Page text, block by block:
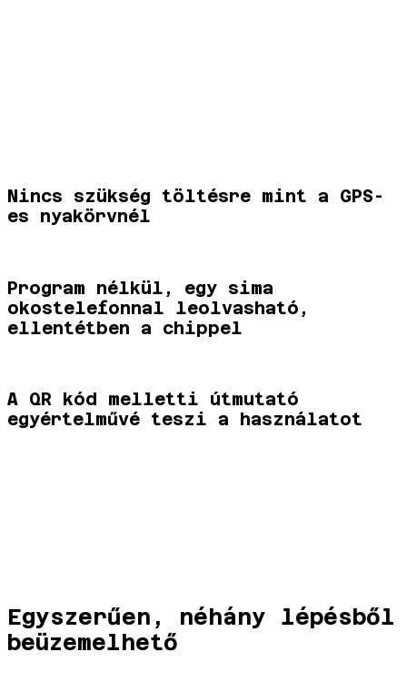
Nincs szükség töltésre mint a GPS-
es nyakörvnél
Program nélkül, egy sima
okostelefonnal leolvasható,
ellentétben a chippel
A QR kód melletti útmutató
egyértelművé teszi a használatot
Egyszerűen, néhány lépésből
beüzemelhető